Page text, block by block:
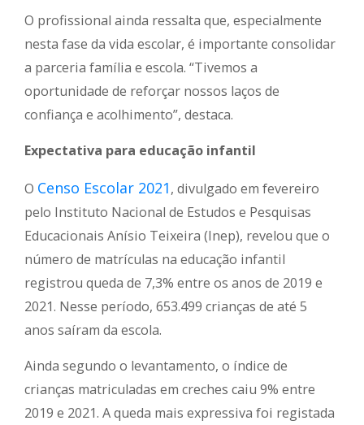
O profissional ainda ressalta que, especialmente
nesta fase da vida escolar, é importante consolidar
a parceria família e escola. “Tivemos a
oportunidade de reforçar nossos laços de
confiança e acolhimento”, destaca.
Expectativa para educação infantil
O Censo Escolar 2021, divulgado em fevereiro
pelo Instituto Nacional de Estudos e Pesquisas
Educacionais Anísio Teixeira (Inep), revelou que o
número de matrículas na educação infantil
registrou queda de 7,3% entre os anos de 2019 e
2021. Nesse período, 653.499 crianças de até 5
anos saíram da escola.
Ainda segundo o levantamento, o índice de
crianças matriculadas em creches caiu 9% entre
2019 e 2021. A queda mais expressiva foi registada